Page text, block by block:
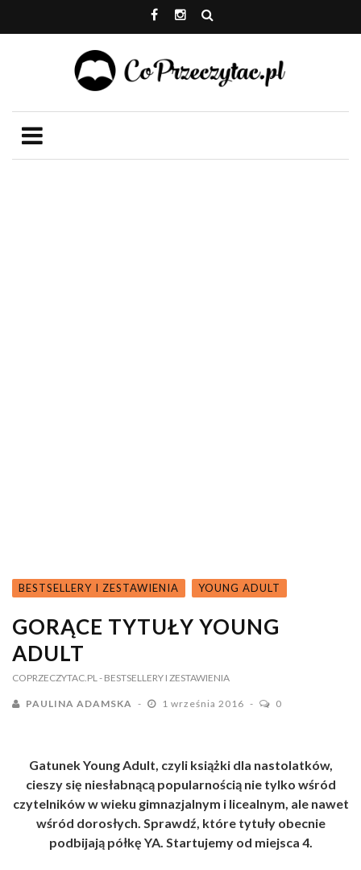
BESTSELLERY I ZESTAWIENIA YOUNG ADULT
GORĄCE TYTUŁY YOUNG
ADULT
COPRZECZYTAC.PL - BESTSELLERY I ZESTAWIENIA
PAULINA ADAMSKA 1 września 2016 0
Gatunek Young Adult, czyli książki dla nastolatków,
cieszy się niesłabnącą popularnością nie tylko wśród
czytelników w wieku gimnazjalnym i licealnym, ale nawet
wśród dorosłych. Sprawdź, które tytuły obecnie
podbijają półkę YA. Startujemy od miejsca 4.